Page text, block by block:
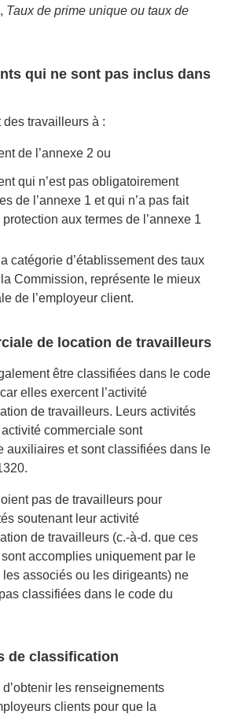
Taux de prime unique ou taux de
qui ne sont pas inclus dans
travailleurs à :
de l’annexe 2 ou
qui n’est pas obligatoirement
de l’annexe 1 et qui n’a pas fait
aux termes de l’annexe 1
catégorie d’établissement des taux
Commission, représente le mieux
de l’employeur client.
de location de travailleurs
être classifiées dans le code
elles exercent l’activité
de travailleurs. Leurs activités
commerciale sont
auxiliaires et sont classifiées dans le
pas de travailleurs pour
soutenant leur activité
de travailleurs (c.-à-d. que ces
accomplies uniquement par le
associés ou les dirigeants) ne
classifiées dans le code du
de classification
d’obtenir les renseignements
clients pour que la